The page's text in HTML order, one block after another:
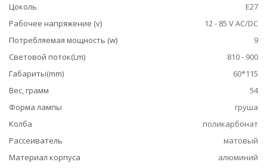
Цоколь
E27
Рабочее напряжение (v)
12 - 85 V AC/DC
Потребляемая мощность (w)
9
Световой поток(Lm)
810 - 900
Габариты(mm)
60*115
Вес, грамм
54
Форма лампы
груша
Колба
поликарбонат
Рассеиватель
матовый
Материал корпуса
алюминий